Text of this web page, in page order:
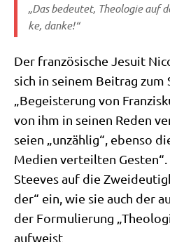
„Das bedeu­tet, Theo­lo­gie auf
ke, danke!“
Der fran­zö­si­sche Jesu­it
sich in sei­nem Bei­trag
„Begei­ste­rung von
von ihm in sei­nen Reden
sei­en „unzäh­lig“, eben­so
Medi­en ver­teil­ten
Stee­ves auf die
der“ ein, wie sie auch der
der For­mu­lie­rung
aufweist